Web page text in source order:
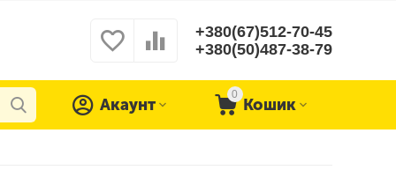
+380(67)512-70-45
+380(50)487-38-79
0
Кошик
Акаунт